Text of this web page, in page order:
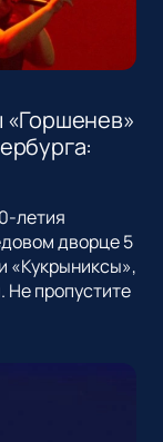
«Горшенев»
летия
дворце 5
«Кукрыниксы»,
пропустите